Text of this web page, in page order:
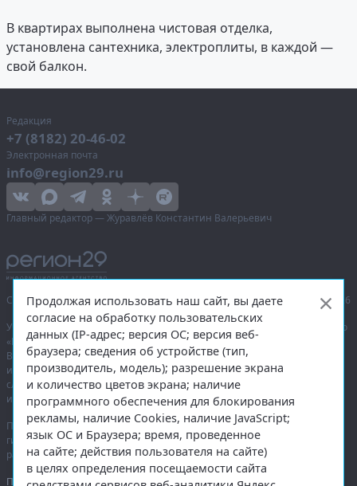
В квартирах выполнена чистовая отделка,
установлена сантехника, электроплиты, в каждой —
свой балкон.
Редакция
+7 (8182) 20-46-02
Электронная почта
info@region29.ru
Главный редактор — Журавлёв Константин Валерьевич
Сетевое издание «Информационное агентство Регион 29»,
© 2016–2026
Учредитель — общество с ограниченной ответственностью «Агентство
«Правда Севера».
Выписка из реестра зарегистрированных средств массовой
информации:ЭЛ № ФС 77-74226от 09.11.2018 выдано Федеральной
службой по надзору в сфере связи, информационных технологий
и массовых коммуникаций (Роскомнадзор).
При полном или частичном использовании любых материалов
гиперссылка на region29.ruобязательна. Копирование материалов без
разрешения администрации сайта запрещено.
Правовая информация.
Продолжая использовать наш сайт, вы даете
согласие на обработку пользовательских
данных (IP-адрес; версия ОС; версия веб-
браузера; сведения об устройстве (тип,
производитель, модель); разрешение экрана
и количество цветов экрана; наличие
программного обеспечения для блокирования
рекламы, наличие Cookies, наличие JavaScript;
язык ОС и Браузера; время, проведенное
на сайте; действия пользователя на сайте)
в целях определения посещаемости сайта